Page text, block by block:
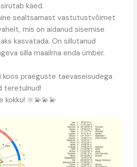
käed.
sealtsamast vastutustvõimet
mis on aidanud sisemise
kasvatada. On sillutanud
silla maailma enda ümber.
koos praeguste taevaseisudega
teretulnud!
kokku! 🔆💫💫💫